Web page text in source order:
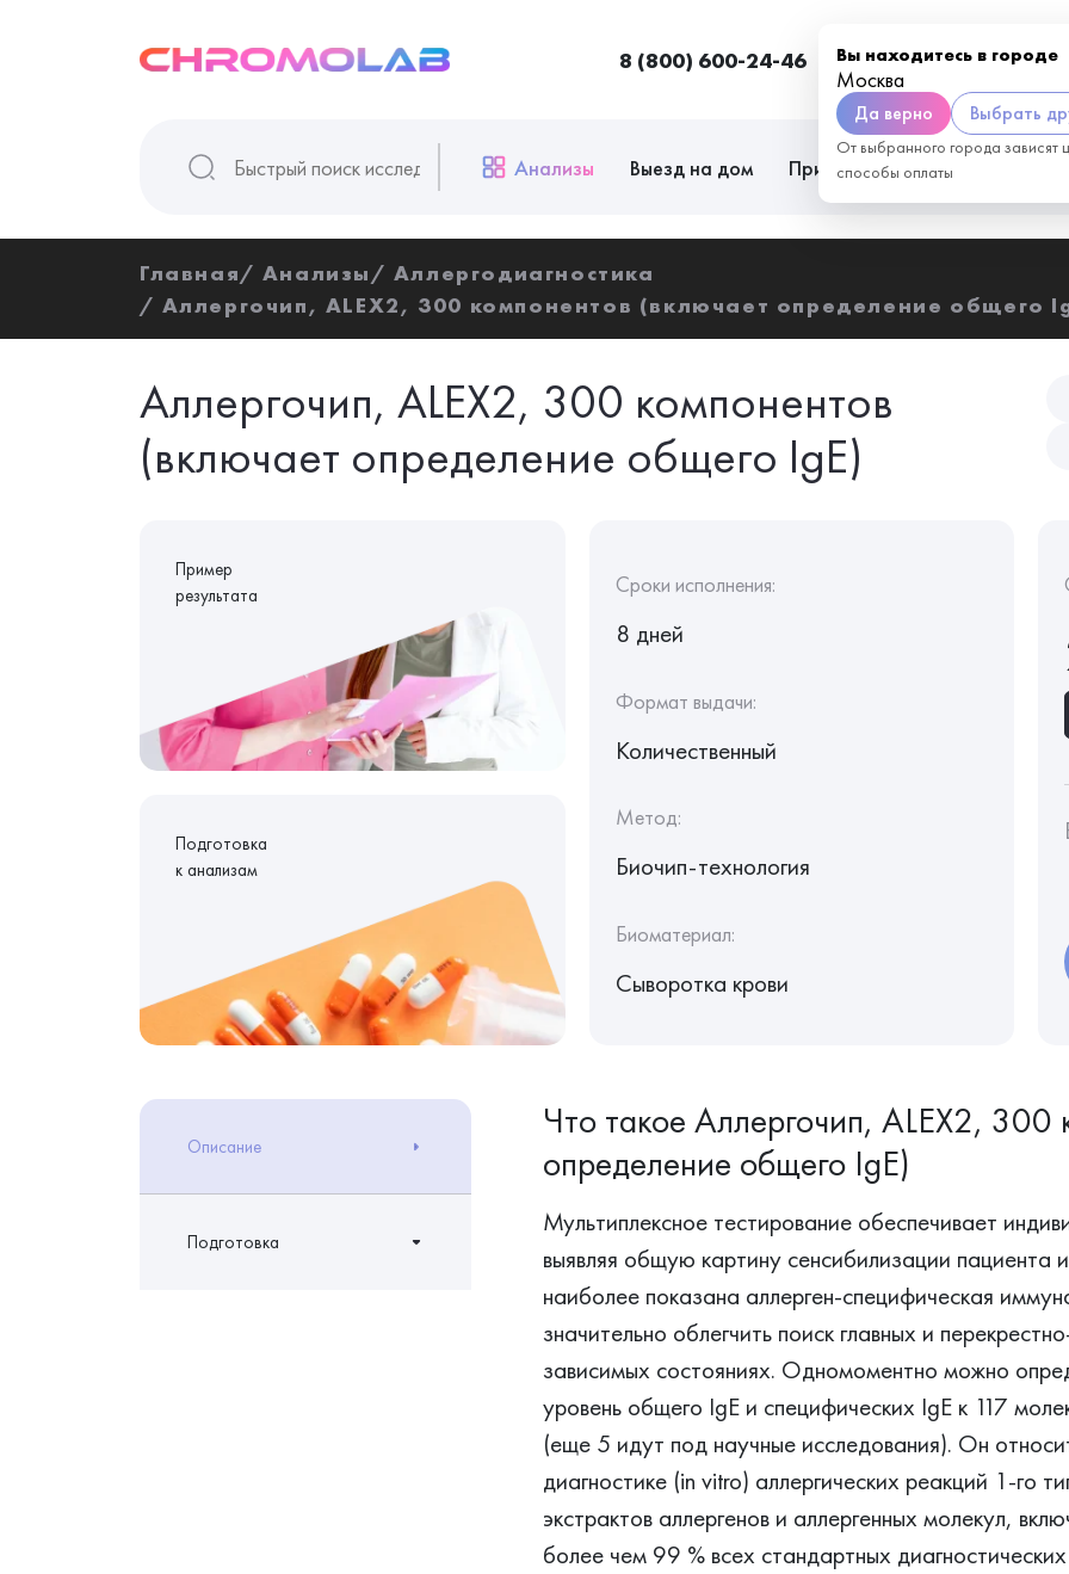
8 (800) 600-24-46 Вы находитесь в городе
Москва
Да верно Выбрать
От выбранного города зависят
способы оплаты
Москва
Анализы Выезд на дом Приём врачей
Главная Анализы
Аллергодиагностика
Аллергочип, ALEX2, 300 компонентов (включает определение общего
Аллергочип, ALEX2, 300 компонентов
(включает определение общего IgE)
Пример
результата
Подготовка
к анализам
Сроки исполнения:
8 дней
Формат выдачи:
Количественный
Метод:
Биочип-технология
Биоматериал:
Сыворотка крови
Описание
Подготовка
Что такое Аллергочип, ALEX2, 300
определение общего IgE)
Мультиплексное тестирование обеспечивает
выявляя общую картину сенсибилизации пациента
наиболее показана аллерген-специфическая
значительно облегчить поиск главных и
зависимых состояниях. Одномоментно можно
уровень общего IgE и специфических IgE к 117
(еще 5 идут под научные исследования). Он
диагностике (in vitro) аллергических реакций 1-го
экстрактов аллергенов и аллергенных молекул,
более чем 99 % всех стандартных